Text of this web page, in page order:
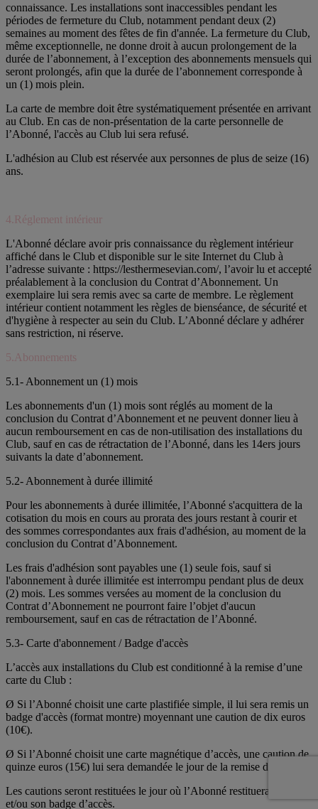
connaissance. Les installations sont inaccessibles pendant les
périodes de fermeture du Club, notamment pendant deux (2)
semaines au moment des fêtes de fin d'année. La fermeture du Club,
même exceptionnelle, ne donne droit à aucun prolongement de la
durée de l’abonnement, à l’exception des abonnements mensuels qui
seront prolongés, afin que la durée de l’abonnement corresponde à
un (1) mois plein.
La carte de membre doit être systématiquement présentée en arrivant
au Club. En cas de non-présentation de la carte personnelle de
l’Abonné, l'accès au Club lui sera refusé.
L'adhésion au Club est réservée aux personnes de plus de seize (16)
ans.
4.Réglement intérieur
L'Abonné déclare avoir pris connaissance du règlement intérieur
affiché dans le Club et disponible sur le site Internet du Club à
l’adresse suivante : https://lesthermesevian.com/, l’avoir lu et accepté
préalablement à la conclusion du Contrat d’Abonnement. Un
exemplaire lui sera remis avec sa carte de membre. Le règlement
intérieur contient notamment les règles de bienséance, de sécurité et
d'hygiène à respecter au sein du Club. L’Abonné déclare y adhérer
sans restriction, ni réserve.
5.Abonnements
5.1- Abonnement un (1) mois
Les abonnements d'un (1) mois sont réglés au moment de la
conclusion du Contrat d’Abonnement et ne peuvent donner lieu à
aucun remboursement en cas de non-utilisation des installations du
Club, sauf en cas de rétractation de l’Abonné, dans les 14ers jours
suivants la date d’abonnement.
5.2- Abonnement à durée illimité
Pour les abonnements à durée illimitée, l’Abonné s'acquittera de la
cotisation du mois en cours au prorata des jours restant à courir et
des sommes correspondantes aux frais d'adhésion, au moment de la
conclusion du Contrat d’Abonnement.
Les frais d'adhésion sont payables une (1) seule fois, sauf si
l'abonnement à durée illimitée est interrompu pendant plus de deux
(2) mois. Les sommes versées au moment de la conclusion du
Contrat d’Abonnement ne pourront faire l’objet d'aucun
remboursement, sauf en cas de rétractation de l’Abonné.
5.3- Carte d'abonnement / Badge d'accès
L’accès aux installations du Club est conditionné à la remise d’une
carte du Club :
Ø Si l’Abonné choisit une carte plastifiée simple, il lui sera remis un
badge d'accès (format montre) moyennant une caution de dix euros
(10€).
Ø Si l’Abonné choisit une carte magnétique d’accès, une caution de
quinze euros (15€) lui sera demandée le jour de la remise de la carte.
Les cautions seront restituées le jour où l’Abonné restituera sa carte
et/ou son badge d’accès.